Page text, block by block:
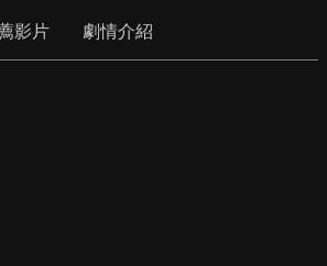
影片 劇情介紹